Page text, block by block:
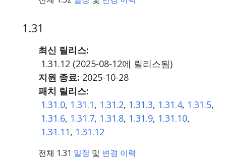
1.31
최신 릴리스:
1.31.12 (2025-08-12에 릴리스됨)
지원 종료: 2025-10-28
패치 릴리스:
1.31.0, 1.31.1, 1.31.2, 1.31.3, 1.31.4, 1.31.5,
1.31.6, 1.31.7, 1.31.8, 1.31.9, 1.31.10,
1.31.11, 1.31.12
전체 1.31 일정 및 변경 이력